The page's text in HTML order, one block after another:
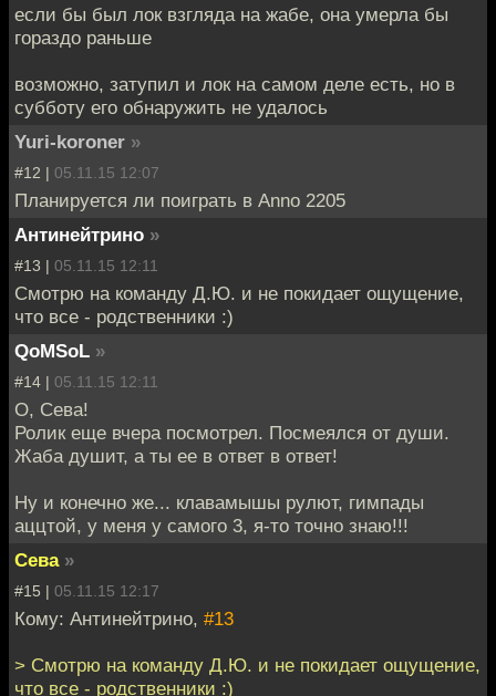
если бы был лок взгляда на жабе, она умерла бы
гораздо раньше
возможно, затупил и лок на самом деле есть, но в
субботу его обнаружить не удалось
Yuri-koroner »
#12 | 05.11.15 12:07
Планируется ли поиграть в Аnno 2205
Антинейтрино »
#13 | 05.11.15 12:11
Смотрю на команду Д.Ю. и не покидает ощущение,
что все - родственники :)
QoMSoL »
#14 | 05.11.15 12:11
О, Сева!
Ролик еще вчера посмотрел. Посмеялся от души.
Жаба душит, а ты ее в ответ в ответ!
Ну и конечно же... клавамышы рулют, гимпады
аццтой, у меня у самого 3, я-то точно знаю!!!
Сева »
#15 | 05.11.15 12:17
Кому: Антинейтрино, #13
> Смотрю на команду Д.Ю. и не покидает ощущение,
что все - родственники :)